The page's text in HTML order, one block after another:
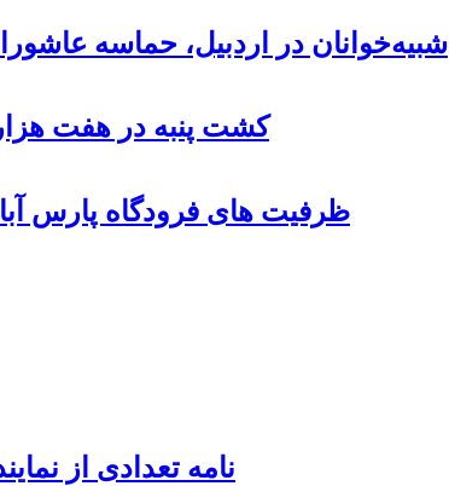
شبیه‌خوانان در اردبیل، حماسه
کشت پنبه در هفت
ظرفیت های فرودگاه پارس
نامه تعدادی از